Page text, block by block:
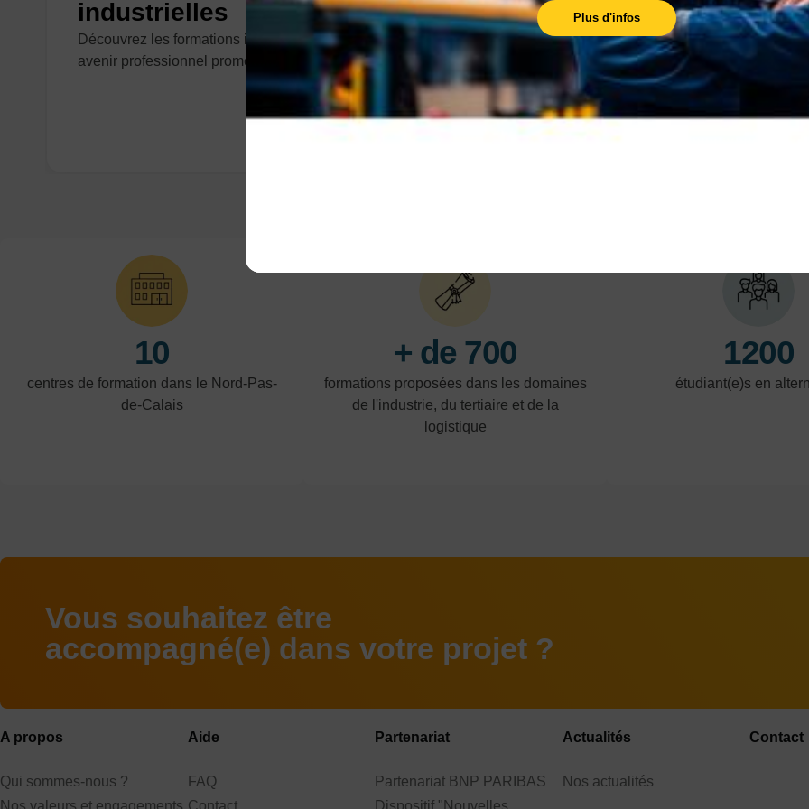
Plus d'infos
industrielles
Découvrez les formations industrielles pour un
avenir professionnel prometteur !
préalable au
recrutement
L'AFPR est un programme visant à faciliter la
transition des demandeurs d'emploi vers le
marché du travail.
10
centres de formation dans le Nord-Pas-
de-Calais
+ de 700
formations proposées dans les domaines
de l'industrie, du tertiaire et de la
logistique
1200
étudiant(e)s en
Vous souhaitez être
accompagné(e) dans votre projet ?
A propos
Qui sommes-nous ?
Aide
FAQ
Partenariat
Partenariat BNP PARIBAS
Actualités
Nos actualités
Contact